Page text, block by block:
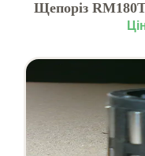
Щепоріз RМ180Т